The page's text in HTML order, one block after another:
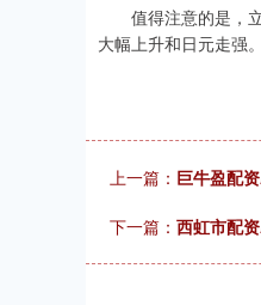
值得注意的是，立
大幅上升和日元走强。
上一篇： 巨牛盈配
下一篇： 西虹市配